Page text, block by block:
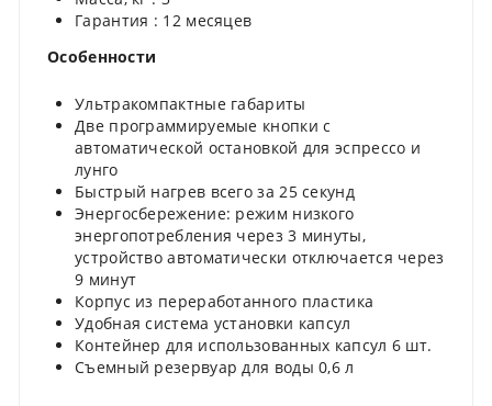
Гарантия : 12 месяцев
Особенности
Ультракомпактные габариты
Две программируемые кнопки с
автоматической остановкой для эспрессо и
лунго
Быстрый нагрев всего за 25 секунд
Энергосбережение: режим низкого
энергопотребления через 3 минуты,
устройство автоматически отключается через
9 минут
Корпус из переработанного пластика
Удобная система установки капсул
Контейнер для использованных капсул 6 шт.
Съемный резервуар для воды 0,6 л